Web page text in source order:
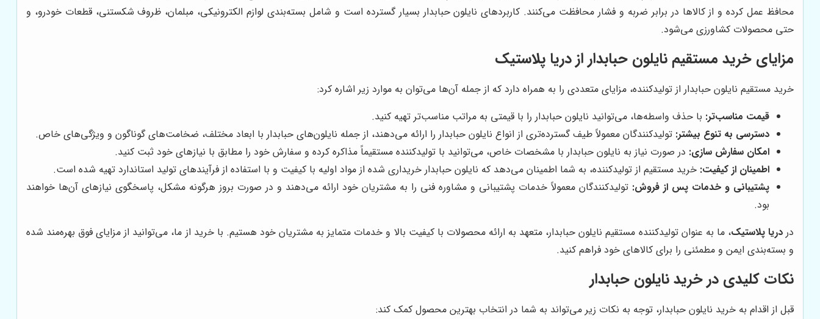
محافظ عمل کرده و از کالاها در برابر ضربه و فشار محافظت می‌کنند. کاربردهای نایلون حبابدار بسیار گسترده است و شامل بسته‌بندی لوازم الکترونیکی، مبلمان، ظروف شکستنی، قطعات خودرو، و
حتی محصولات کشاورزی می‌شود.
مزایای خرید مستقیم نایلون حبابدار از دریا پلاستیک
خرید مستقیم نایلون حبابدار از تولیدکننده، مزایای متعددی را به همراه دارد که از جمله آن‌ها می‌توان به موارد زیر اشاره کرد:
قیمت مناسب‌تر: با حذف واسطه‌ها، می‌توانید نایلون حبابدار را با قیمتی به مراتب مناسب‌تر تهیه کنید.
دسترسی به تنوع بیشتر: تولیدکنندگان معمولاً طیف گسترده‌تری از انواع نایلون حبابدار را ارائه می‌دهند، از جمله نایلون‌های حبابدار با ابعاد مختلف، ضخامت‌های گوناگون و ویژگی‌های خاص.
امکان سفارش سازی: در صورت نیاز به نایلون حبابدار با مشخصات خاص، می‌توانید با تولیدکننده مستقیماً مذاکره کرده و سفارش خود را مطابق با نیازهای خود ثبت کنید.
اطمینان از کیفیت: خرید مستقیم از تولیدکننده، به شما اطمینان می‌دهد که نایلون حبابدار خریداری شده از مواد اولیه با کیفیت و با استفاده از فرآیندهای تولید استاندارد تهیه شده است.
پشتیبانی و خدمات پس از فروش: تولیدکنندگان معمولاً خدمات پشتیبانی و مشاوره فنی را به مشتریان خود ارائه می‌دهند و در صورت بروز هرگونه مشکل، پاسخگوی نیازهای آن‌ها خواهند
بود.
در دریا پلاستیک، ما به عنوان تولیدکننده مستقیم نایلون حبابدار، متعهد به ارائه محصولات با کیفیت بالا و خدمات متمایز به مشتریان خود هستیم. با خرید از ما، می‌توانید از مزایای فوق بهره‌مند شده
و بسته‌بندی ایمن و مطمئنی را برای کالاهای خود فراهم کنید.
نکات کلیدی در خرید نایلون حبابدار
قبل از اقدام به خرید نایلون حبابدار، توجه به نکات زیر می‌تواند به شما در انتخاب بهترین محصول کمک کند: